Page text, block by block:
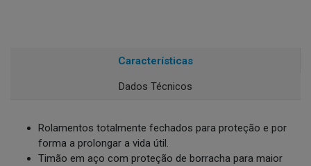
Características
Dados Técnicos
Rolamentos totalmente fechados para proteção e por
forma a prolongar a vida útil.
Timão em aço com proteção de borracha para maior